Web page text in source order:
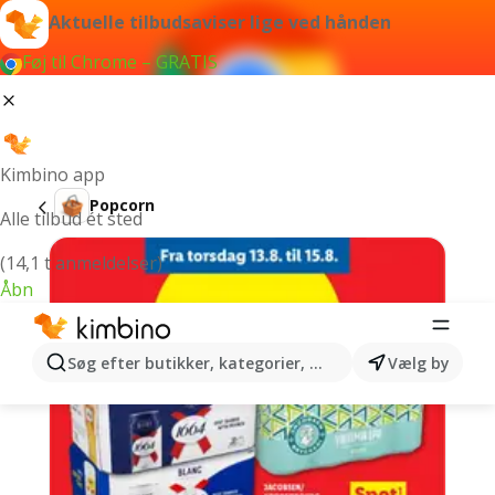
Aktuelle tilbudsaviser lige ved hånden
Føj til Chrome – GRATIS
Kimbino app
Alle tilbud ét sted
(14,1 t anmeldelser)
Åbn
Søg efter butikker, kategorier, produkter...Vælg by
Popcorn